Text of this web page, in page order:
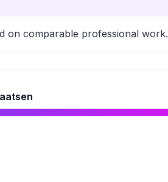
on comparable professional work.